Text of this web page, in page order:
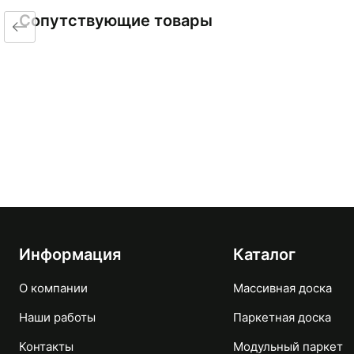
Сопутствующие товары
Информация
О компании
Наши работы
Контакты
Каталог
Массивная доска
Паркетная доска
Модульный паркет